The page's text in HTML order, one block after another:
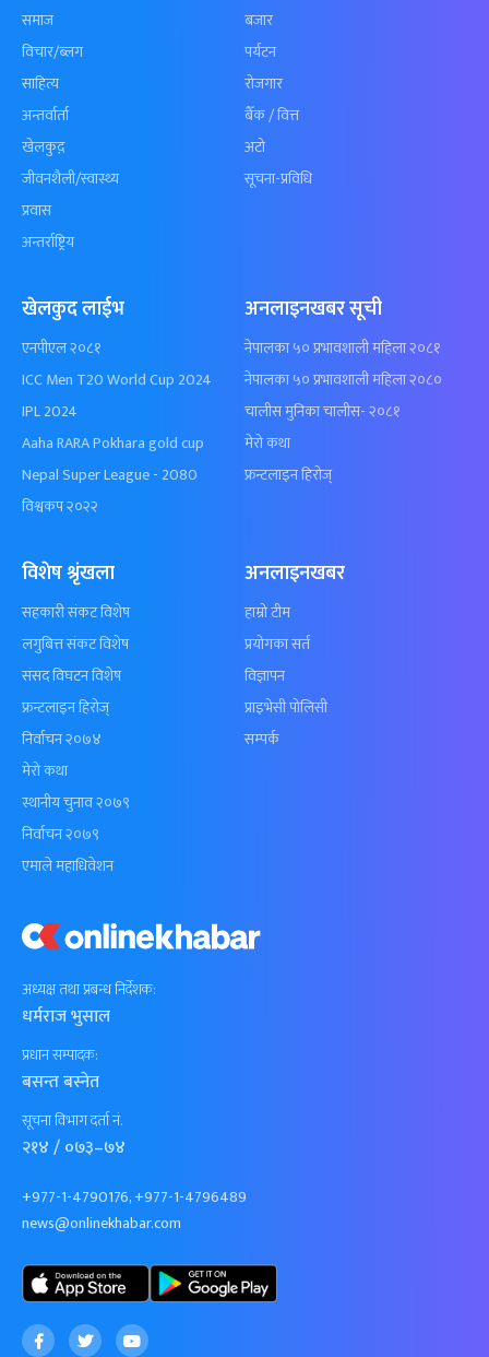
अध्यक्ष तथा प्रबन्ध निर्देशक:
धर्मराज भुसाल
प्रधान सम्पादक:
बसन्त बस्नेत
सूचना विभाग दर्ता नं.
२१४ / ०७३–७४
+977-1-4790176, +977-1-4796489
news@onlinekhabar.com
समाज
विचार/ब्लग
साहित्य
अन्तर्वार्ता
खेलकुद़़
जीवनशैली/स्वास्थ्य
प्रवास
अन्तर्राष्ट्रिय
बजार
पर्यटन
रोजगार
बैँक / वित्त
अटो
सूचना-प्रविधि
खेलकुद लाईभ
एनपीएल २०८१
ICC Men T20 World Cup 2024
IPL 2024
Aaha RARA Pokhara gold cup
Nepal Super League - 2080
विश्वकप २०२२
अनलाइनखबर सूची
नेपालका ५० प्रभावशाली महिला २०८१
नेपालका ५० प्रभावशाली महिला २०८०
चालीस मुनिका चालीस- २०८१
मेरो कथा
फ्रन्टलाइन हिरोज्
विशेष श्रृंखला
सहकारी संकट विशेष
लगुबित्त संकट विशेष
संसद विघटन विशेष
फ्रन्टलाइन हिरोज्
निर्वाचन २०७४
मेरो कथा
स्थानीय चुनाव २०७९
निर्वाचन २०७९
एमाले महाधिवेशन
अनलाइनखबर
हाम्रो टीम
प्रयोगका सर्त
विज्ञापन
प्राइभेसी पोलिसी
सम्पर्क